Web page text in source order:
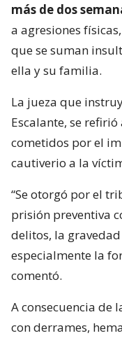
más de dos
a agresiones
que se suman
ella y su familia.
La jueza que
Escalante, se
cometidos por el
cautiverio a la
“Se otorgó por el
prisión preventiva
delitos, la
especialmente la
comentó.
A consecuencia de
con derrames,